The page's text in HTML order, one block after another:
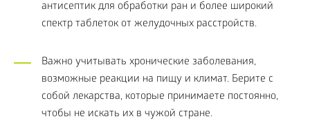
антисептик для обработки ран и более широкий
спектр таблеток от желудочных расстройств.
Важно учитывать хронические заболевания,
возможные реакции на пищу и климат. Берите с
собой лекарства, которые принимаете постоянно,
чтобы не искать их в чужой стране.